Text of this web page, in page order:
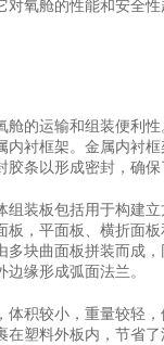
氧舱的性能和安全性
的运输和组装便利
衬框架。金属内衬
条以形成密封，确保
装板包括用于构建
，平面板、横折面
块曲面板拼装而成
缘形成弧面法兰。
积较小，重量较轻
塑料外板内，节省